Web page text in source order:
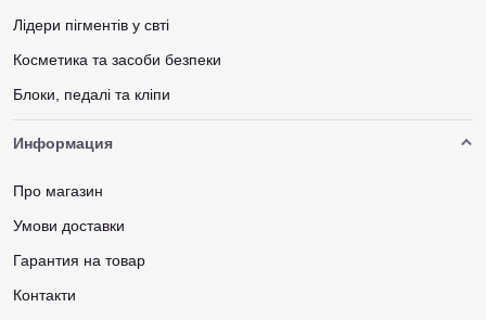
Лідери пігментів у свті
Косметика та засоби безпеки
Блоки, педалі та кліпи
Информация
Про магазин
Умови доставки
Гарантия на товар
Контакти